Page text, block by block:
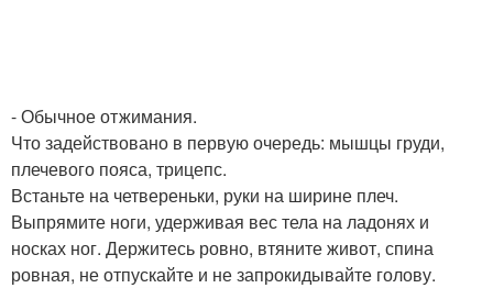
- Обычное отжимания.
Что задействовано в первую очередь: мышцы груди,
плечевого пояса, трицепс.
Встаньте на четвереньки, руки на ширине плеч.
Выпрямите ноги, удерживая вес тела на ладонях и
носках ног. Держитесь ровно, втяните живот, спина
ровная, не отпускайте и не запрокидывайте голову.